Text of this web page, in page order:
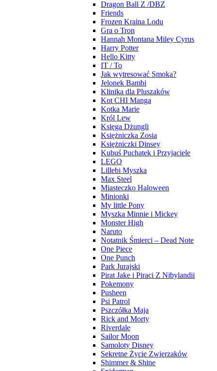
Dragon Ball Z /DBZ
Friends
Frozen Kraina Lodu
Gra o Tron
Hannah Montana Miley Cyrus
Harry Potter
Hello Kitty
IT / To
Jak wytresować Smoka?
Jelonek Bambi
Klinika dla Pluszaków
Kot CHI Manga
Kotka Marie
Król Lew
Księga Dżungli
Księżniczka Zosia
Księżniczki Dinsey
Kubuś Puchatek i Przyjaciele
LEGO
Lillebi Myszka
Max Steel
Miasteczko Haloween
Minionki
My little Pony
Myszka Minnie i Mickey
Monster High
Naruto
Notatnik Śmierci – Dead Note
One Piece
One Punch
Park Jurajski
Pirat Jake i Piraci Z Nibylandii
Pokemony
Pusheen
Psi Patrol
Pszczółka Maja
Rick and Morty
Riverdale
Sailor Moon
Samoloty Disney
Sekretne Życie Zwierzaków
Shimmer & Shine